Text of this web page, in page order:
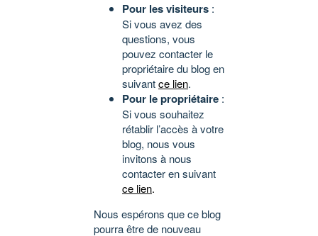
Pour les visiteurs :
Si vous avez des
questions, vous
pouvez contacter le
propriétaire du blog en
suivantce lien.
Pour le propriétaire :
Si vous souhaitez
rétablir l’accès à votre
blog, nous vous
invitons à nous
contacter en suivant
ce lien.
Nous espérons que ce blog
pourra être de nouveau